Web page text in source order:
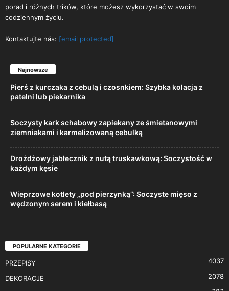
porad i różnych trików, które możesz wykorzystać w swoim
codziennym życiu.
Kontaktujte nás: [email protected]
Najnowsze
Pierś z kurczaka z cebulą i czosnkiem: Szybka kolacja z
patelni lub piekarnika
Soczysty kark schabowy zapiekany ze śmietanowymi
ziemniakami i karmelizowaną cebulką
Drożdżowy jabłecznik z nutą truskawkową: Soczystość w
każdym kęsie
Wieprzowe kotlety „pod pierzynką”: Soczyste mięso z
wędzonym serem i kiełbasą
POPULARNE KATEGORIE
PRZEPISY 4037
DEKORACJE 2078